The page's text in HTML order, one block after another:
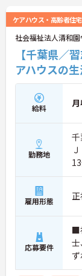
ケアハウス・高齢者住
社会福祉法人清和
【千葉県／
アハウスの
給料
勤務地
雇用形態
応募要件
■